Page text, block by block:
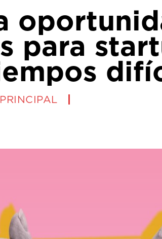
para
PRINCIPAL